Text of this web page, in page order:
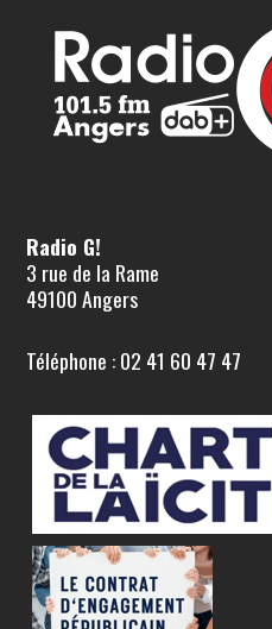
Radio G!
3 rue de la Rame
49100 Angers
Téléphone : 02 41 60 47 47